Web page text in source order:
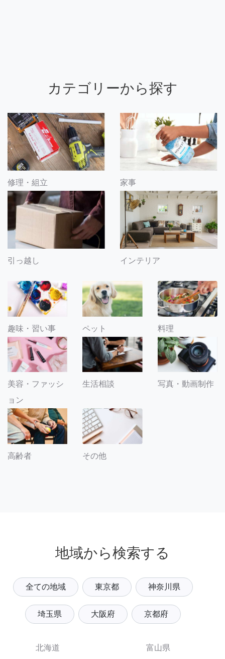
カテゴリーから探す
修理・組立 家事
引っ越し インテリア
趣味・習い事 ペット 料理
美容・ファッシ
ョン
生活相談 写真・動画制作
高齢者 その他
地域から検索する
全ての地域 東京都 神奈川県
埼玉県 大阪府 京都府
北海道
富山県